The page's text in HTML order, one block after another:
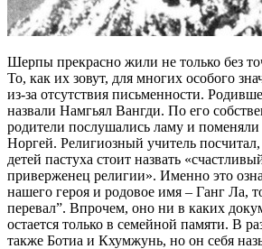
Шерпы прекрасно жили не только без
То, как их зовут, для многих особого
из-за отсутствия письменности.
назвали Намгьял Вангди. По его
родители послушались ламу и
Норгей. Религиозный учитель
детей пастуха стоит назвать
приверженец религии». Именно это
нашего героя и родовое имя – Ганг Ла,
перевал”. Впрочем, оно ни в каких
остается только в семейной памяти. В
также Ботиа и Кхумжунь, но он себя